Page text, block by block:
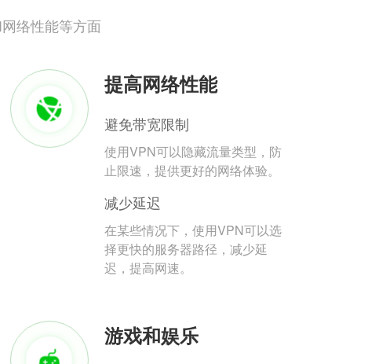
络性能等方面
提高网络性能
避免带宽限制
使用VPN可以隐藏流量类型，防
止限速，提供更好的网络体验。
减少延迟
在某些情况下，使用VPN可以选
择更快的服务器路径，减少延
迟，提高网速。
游戏和娱乐